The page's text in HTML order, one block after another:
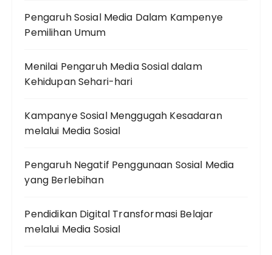
Pengaruh Sosial Media Dalam Kampenye
Pemilihan Umum
Menilai Pengaruh Media Sosial dalam
Kehidupan Sehari-hari
Kampanye Sosial Menggugah Kesadaran
melalui Media Sosial
Pengaruh Negatif Penggunaan Sosial Media
yang Berlebihan
Pendidikan Digital Transformasi Belajar
melalui Media Sosial